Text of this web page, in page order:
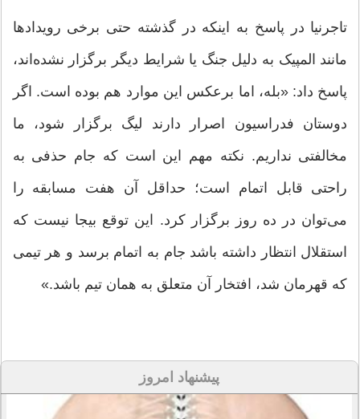
تاجرنیا در پاسخ به اینکه در گذشته حتی برخی رویدادها
مانند المپیک به دلیل جنگ یا شرایط دیگر برگزار نشده‌اند،
پاسخ داد: «بله، اما برعکس این موارد هم بوده است. اگر
دوستان فدراسیون اصرار دارند لیگ برگزار شود، ما
مخالفتی نداریم. نکته مهم این است که جام حذفی به
راحتی قابل اتمام است؛ حداقل آن هفت مسابقه را
می‌توان در ده روز برگزار کرد. این توقع بیجا نیست که
استقلال انتظار داشته باشد جام به اتمام برسد و هر تیمی
که قهرمان شد، افتخار آن متعلق به همان تیم باشد.»
پیشنهاد امروز